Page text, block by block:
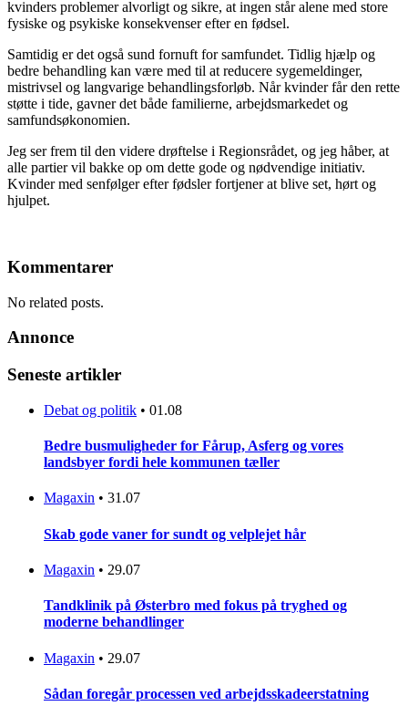
kvinders problemer alvorligt og sikre, at ingen står alene med store
fysiske og psykiske konsekvenser efter en fødsel.
Samtidig er det også sund fornuft for samfundet. Tidlig hjælp og
bedre behandling kan være med til at reducere sygemeldinger,
mistrivsel og langvarige behandlingsforløb. Når kvinder får den rette
støtte i tide, gavner det både familierne, arbejdsmarkedet og
samfundsøkonomien.
Jeg ser frem til den videre drøftelse i Regionsrådet, og jeg håber, at
alle partier vil bakke op om dette gode og nødvendige initiativ.
Kvinder med senfølger efter fødsler fortjener at blive set, hørt og
hjulpet.
Kommentarer
No related posts.
Annonce
Seneste artikler
Debat og politik • 01.08
Bedre busmuligheder for Fårup, Asferg og vores
landsbyer fordi hele kommunen tæller
Magaxin • 31.07
Skab gode vaner for sundt og velplejet hår
Magaxin • 29.07
Tandklinik på Østerbro med fokus på tryghed og
moderne behandlinger
Magaxin • 29.07
Sådan foregår processen ved arbejdsskadeerstatning